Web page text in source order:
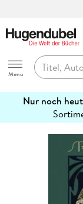
Hugendubel
Menu
Nur noch
erfahren